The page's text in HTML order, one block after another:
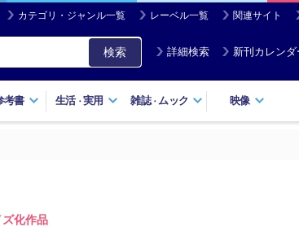
カテゴリ・ジャンル一覧 レーベル一覧 関連サイト
検索 詳細検索 新刊カレンダ
考書 生活・実用 雑誌・ ムック 映像
化作品